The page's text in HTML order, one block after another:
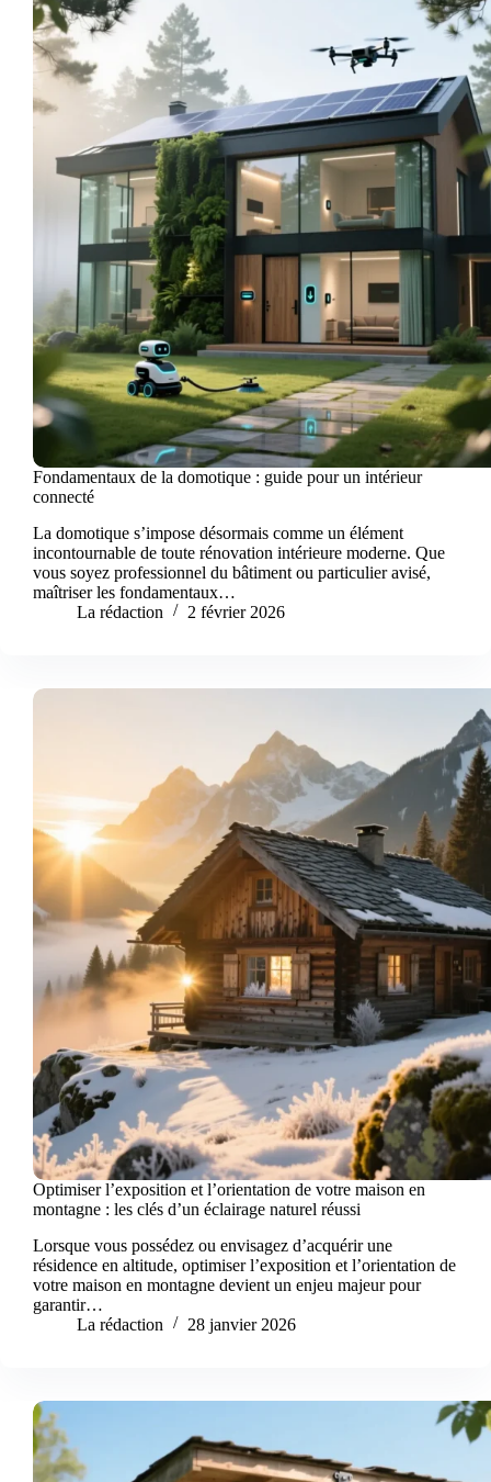
Fondamentaux de la domotique : guide pour un intérieur
connecté
La domotique s’impose désormais comme un élément
incontournable de toute rénovation intérieure moderne. Que
vous soyez professionnel du bâtiment ou particulier avisé,
maîtriser les fondamentaux…
La rédaction
2 février 2026
Optimiser l’exposition et l’orientation de votre maison en
montagne : les clés d’un éclairage naturel réussi
Lorsque vous possédez ou envisagez d’acquérir une
résidence en altitude, optimiser l’exposition et l’orientation de
votre maison en montagne devient un enjeu majeur pour
garantir…
La rédaction
28 janvier 2026